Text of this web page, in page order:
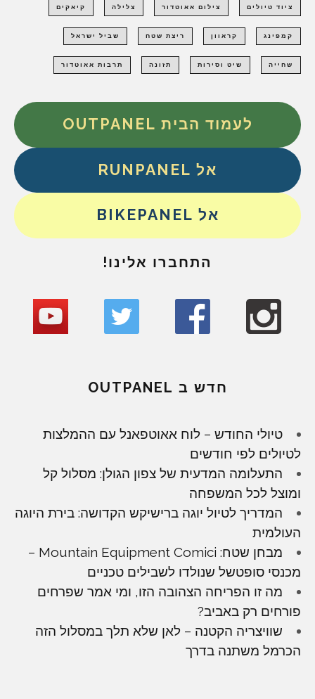
ציוד טיולים צילום אאוטדור צלילה קיאקים
קמפינג קראוון ריצת שטח שביל ישראל
שחייה שיט וסירות תזונה תרבות אאוטדור
לעמוד הבית OUTPANEL
אל RUNPANEL
אל BIKEPANEL
התחברו אלינו!
חדש ב OUTPANEL
טיולי החודש – לוח אאוטפאנל עם ההמלצות
לטיולים לפי חודשים
התעלומה המדעית של צפון הגולן: מסלול קל
ומוצל לכל המשפחה
המדריך לטיול יוגה ברישיקש הקדושה: בירת היוגה
העולמית
מבחן שטח: Mountain Equipment Comici –
מכנסי סופטשל שנולדו לשבילים טכניים
מה זו הפריחה הצהובה הזו, ומי אמר שפרחים
פורחים רק באביב?
שוויצריה הקטנה – לאן שלא תלך במסלול הזה
הכרמל משתנה בדרך